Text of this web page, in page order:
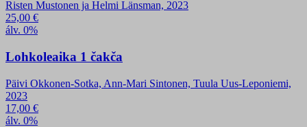
Risten Mustonen ja Helmi Länsman, 2023
25,00 €
álv. 0%
Lohkoleaika 1 čakča
Päivi Okkonen-Sotka, Ann-Mari Sintonen, Tuula Uus-Leponiemi,
2023
17,00 €
álv. 0%